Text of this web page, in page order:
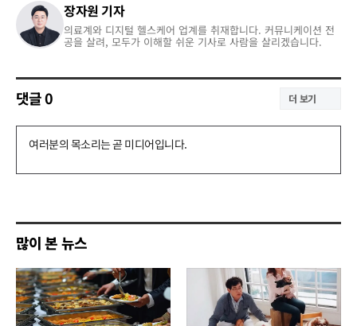
장자원 기자
의료계와 디지털 헬스케어 업계를 취재합니다. 커뮤니케이션 전
공을 살려, 모두가 이해할 쉬운 기사로 사람을 살리겠습니다.
댓글0 더 보기
댓
기
많이 본 뉴스